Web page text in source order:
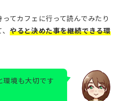
てカフェに行って読んでみたり
やると決めた事を継続できる環
環境も大切です